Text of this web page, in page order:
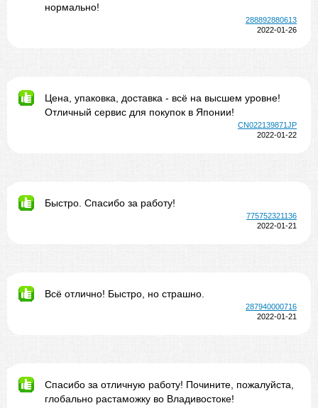
нормально!
288892880613
2022-01-26
Цена, упаковка, доставка - всё на высшем уровне!
Отличный сервис для покупок в Японии!
CN022139871JP
2022-01-22
Быстро. Спасибо за работу!
775752321136
2022-01-21
Всё отлично! Быстро, но страшно.
287940000716
2022-01-21
Спасибо за отличную работу! Почините, пожалуйста,
глобально растаможку во Владивостоке!